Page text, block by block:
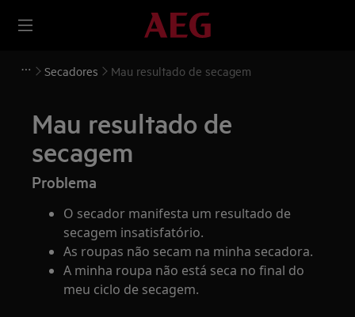
Secadores Mau resultado de secagem
Mau resultado de
secagem
Problema
O secador manifesta um resultado de
secagem insatisfatório.
As roupas não secam na minha secadora.
A minha roupa não está seca no final do
meu ciclo de secagem.